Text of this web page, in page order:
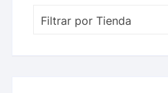
Filtrar por Tienda